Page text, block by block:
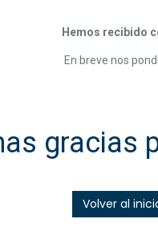
Hemos recibido
En breve nos
gracias
Volver al